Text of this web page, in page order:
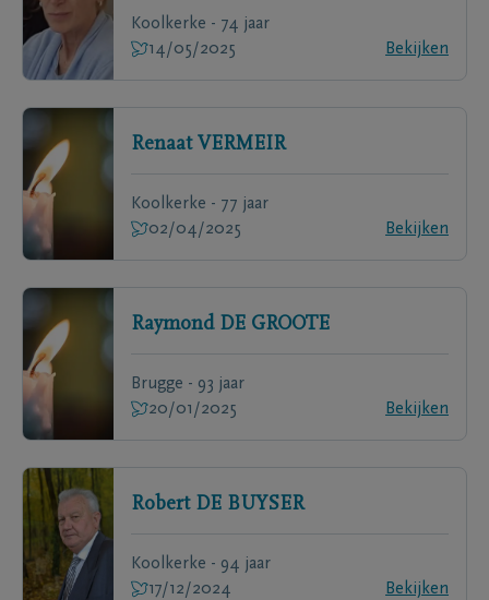
Koolkerke - 74 jaar
14/05/2025
Bekijken
Renaat VERMEIR
Koolkerke - 77 jaar
02/04/2025
Bekijken
Raymond DE GROOTE
Brugge - 93 jaar
20/01/2025
Bekijken
Robert DE BUYSER
Koolkerke - 94 jaar
17/12/2024
Bekijken